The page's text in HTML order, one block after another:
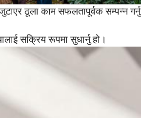
ठूला काम सफलतापूर्वक सम्पन्न गर्नु
सक्रिय रूपमा सुधार्नु हो।